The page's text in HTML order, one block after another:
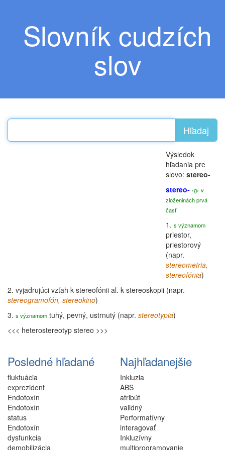
Slovník cudzích
slov
Hľadaj
Výsledok
hľadania pre
slovo: stereo-
stereo- ‹g› v
zloženinách prvá
časť
1. s významom
priestor,
priestorový
(napr.
stereometria,
stereofónia)
2. vyjadrujúci vzťah k stereofónii al. k stereoskopii (napr.
stereogramofón, stereokino)
3. s významom tuhý, pevný, ustrnutý (napr. stereotypia)
<<< heterostereotyp stereo >>>
Posledné hľadané
fluktuácia
exprezident
Endotoxín
Endotoxín
status
Endotoxín
dysfunkcia
demobilizácia
Najhľadanejšie
Inkluzia
ABS
atribút
validný
Performatívny
interagovať
Inkluzívny
multiprogramovanie